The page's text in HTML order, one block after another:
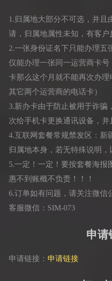
1.归属地大部分不可选，并且
请，归属地属性未知，有客户
2.一张身份证名下只能办理五
仅能办理一张同一运营商卡
卡那么这个月就不能再次办
其它两个运营商的电话卡）
3.新办卡由于防止被用于诈骗
次给手机卡更换通讯设备，并
4.互联网套餐常规禁发区：新
归属地本身，若无特殊说明，
5.一定！一定！要按套餐海报
惠不到账概不负责！！！
6.订单如有问题，请关注微信
客服微信：SIM-073
申请
申请链接： 申请链接